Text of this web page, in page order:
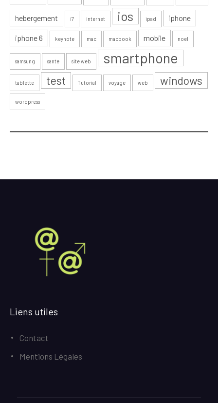
hebergement i7 internet ios ipad iphone
iphone 6 keynote mac macbook mobile noel
samsung sante site web smartphone
tablette test Tutorial voyage web windows
wordpress
Liens utiles
Contact
Mentions Légales